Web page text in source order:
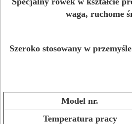
waga, ruchome
Szeroko stosowany w
Model nr.
Temperatura pracy